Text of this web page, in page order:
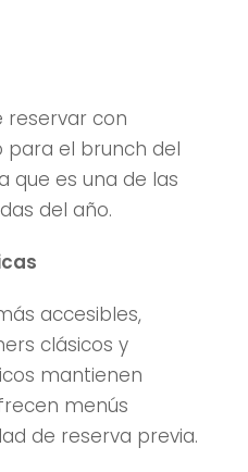
reservar con
para el brunch del
que es una de las
del año.
accesibles,
clásicos y
mantienen
menús
de reserva previa.